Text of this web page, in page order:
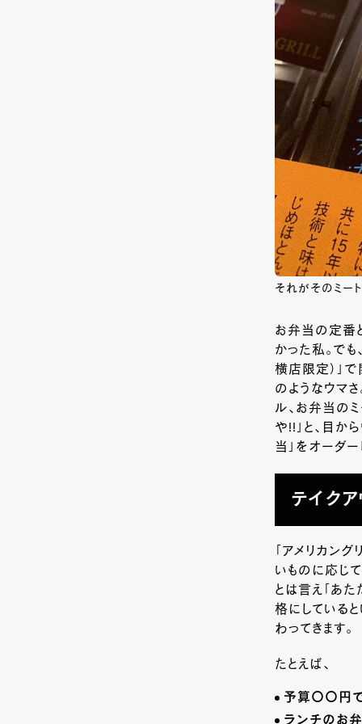
それがそのミー
お弁当の定番
かった私。で
横店限定）」
のようなウマ
ル、お弁当の
や!!」と、目か
当」をオーダー
テイク
「アメリカン
いものに応じ
とは言え「あ
格にしている
わってきます。
たとえば、
予算〇〇円
ランチのお